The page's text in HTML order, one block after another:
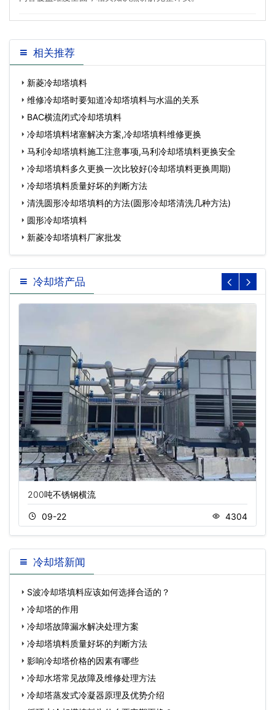
相关推荐
新菱冷却塔填料
维修冷却塔时要知道冷却塔填料与水温的关系
BAC横流闭式冷却塔填料
冷却塔填料堵塞解决方案,冷却塔填料维修更换
马利冷却塔填料施工注意事项,马利冷却塔填料更换安全
冷却塔填料多久更换一次比较好(冷却塔填料更换周期)
冷却塔填料质量好坏的判断方法
清洗圆形冷却塔填料的方法(圆形冷却塔清洗几种方法)
圆形冷却塔填料
新菱冷却塔填料厂家批发
冷却塔产品
200吨不锈钢横流
09-22 4304
冷却塔新闻
S波冷却塔填料应该如何选择合适的？
冷却塔的作用
冷却塔故障漏水解决处理方案
冷却塔填料质量好坏的判断方法
影响冷却塔价格的因素有哪些
冷却水塔常见故障及维修处理方法
冷却塔蒸发式冷凝器原理及优势介绍